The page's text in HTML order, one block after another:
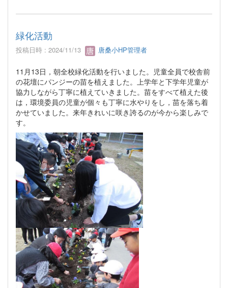
緑化活動
投稿日時 : 2024/11/13 唐桑小HP管理者
11月13日，朝全校緑化活動を行いました。児童全員で校舎前
の花壇にパンジーの苗を植えました。上学年と下学年児童が
協力しながら丁寧に植えていきました。苗をすべて植えた後
は，環境委員の児童が個々も丁寧に水やりをし，苗を落ち着
かせていました。来年きれいに咲き誇るのが今から楽しみで
す。